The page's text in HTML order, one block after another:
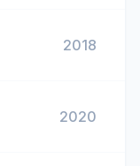
2018
2020